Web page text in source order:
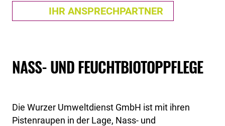
IHR ANSPRECHPARTNER
NASS- UND FEUCHTBIOTOPPFLEGE
Die Wurzer Umweltdienst GmbH ist mit ihren
Pistenraupen in der Lage, Nass- und